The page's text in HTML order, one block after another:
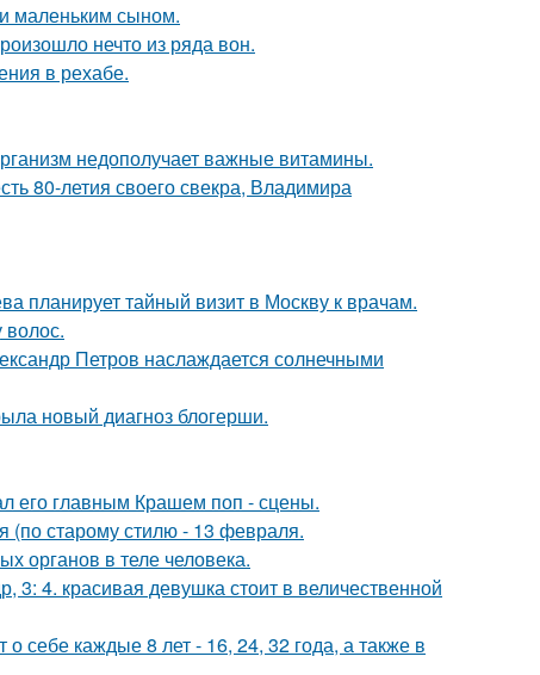
маленьким сыном.
нечто из ряда вон.
в рехабе.
недополучает важные витамины.
80-летия своего свекра, Владимира
планирует тайный визит в Москву к врачам.
волос.
Петров наслаждается солнечными
новый диагноз блогерши.
его главным Крашем поп - сцены.
(по старому стилю - 13 февраля.
органов в теле человека.
3: 4. красивая девушка стоит в величественной
себе каждые 8 лет - 16, 24, 32 года, а также в